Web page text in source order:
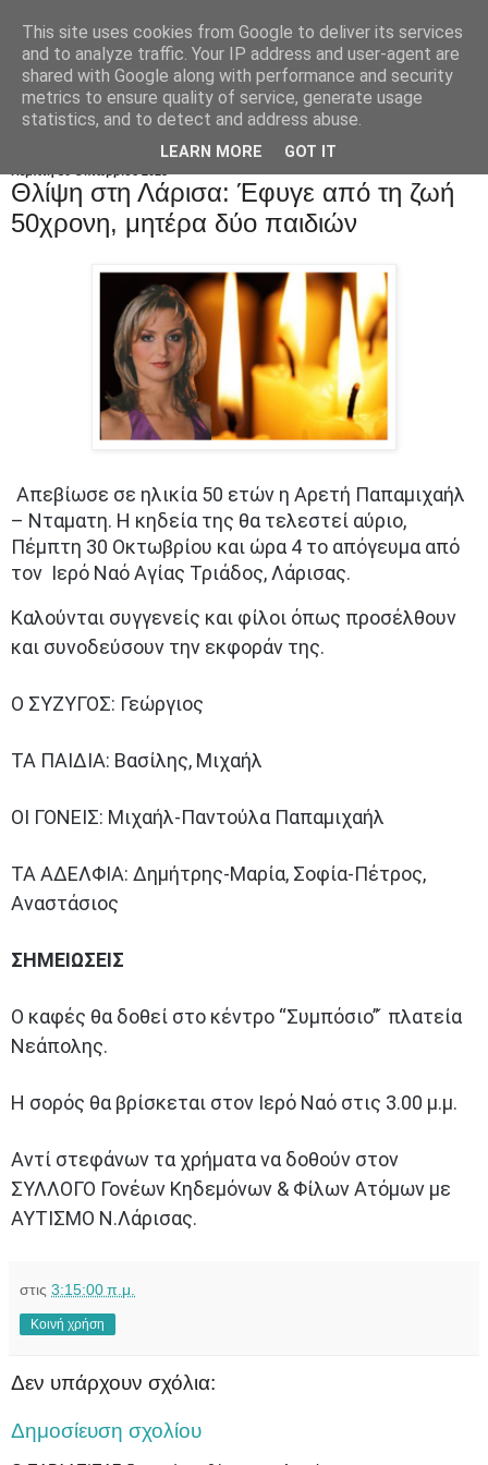
Θλίψη στη Λάρισα: Έφυγε από τη ζωή
50χρονη, μητέρα δύο παιδιών
Απεβίωσε σε ηλικία 50 ετών η Αρετή Παπαμιχαήλ
– Νταματη. Η κηδεία της θα τελεστεί αύριο,
Πέμπτη 30 Οκτωβρίου και ώρα 4 το απόγευμα από
τον Ιερό Ναό Αγίας Τριάδος, Λάρισας.
Καλούνται συγγενείς και φίλοι όπως προσέλθουν
και συνοδεύσουν την εκφοράν της.
Ο ΣΥΖΥΓΟΣ: Γεώργιος
ΤΑ ΠΑΙΔΙΑ: Βασίλης, Μιχαήλ
ΟΙ ΓΟΝΕΙΣ: Μιχαήλ-Παντούλα Παπαμιχαήλ
ΤΑ ΑΔΕΛΦΙΑ: Δημήτρης-Μαρία, Σοφία-Πέτρος,
Αναστάσιος
ΣΗΜΕΙΩΣΕΙΣ
Ο καφές θα δοθεί στο κέντρο “Συμπόσιο” ́ πλατεία
Νεάπολης.
Η σορός θα βρίσκεται στον Ιερό Ναό στις 3.00 μ.μ.
Αντί στεφάνων τα χρήματα να δοθούν στον
ΣΥΛΛΟΓΟ Γονέων Κηδεμόνων & Φίλων Ατόμων με
ΑΥΤΙΣΜΟ Ν.Λάρισας.
στις 3:15:00 π.μ.
Κοινή χρήση
Δεν υπάρχουν σχόλια:
Δημοσίευση σχολίου
This site uses cookies from Google to deliver its services
and to analyze traffic. Your IP address and user-agent are
shared with Google along with performance and security
metrics to ensure quality of service, generate usage
statistics, and to detect and address abuse.
LEARN MORE GOT IT